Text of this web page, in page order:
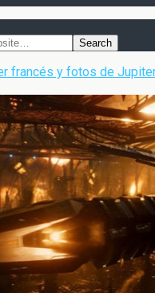
francés y fotos de